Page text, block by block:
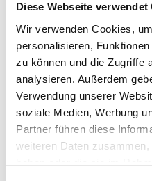
Diese Webseite verwendet
Wir verwenden Cookies,
personalisieren,
zu können und die Zugriffe
analysieren. Außerdem
Verwendung unserer
soziale Medien, Werbung
Partner führen diese
weiteren Daten
haben oder die sie im
9010595779800
585
Größe
Steinart
-